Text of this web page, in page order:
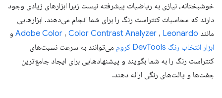
خوشبختانه، نیازی به ریاضیات پیشرفته نیست زیرا ابزارهای زیادی وجود
دارند که محاسبات کنتراست رنگ را برای شما انجام می‌دهند. ابزارهایی
مانند
Adobe Color ، Color Contrast Analyzer ، Leonardo
و
ابزار انتخاب رنگ DevTools کروم
می‌توانند به سرعت نسبت‌های
کنتراست رنگ را به شما بگویند و پیشنهادهایی برای ایجاد جامع‌ترین
جفت‌ها و پالت‌های رنگی ارائه دهند.